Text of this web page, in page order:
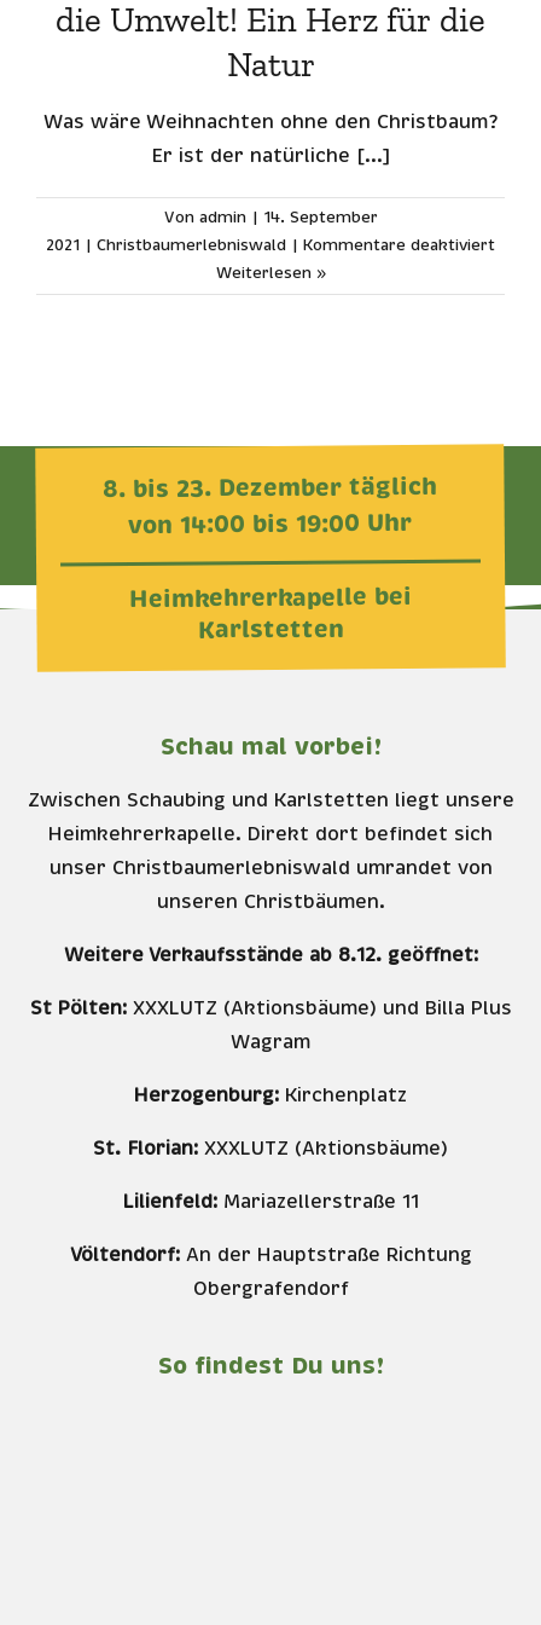
Über uns
die Umwelt! Ein Herz für die
Natur
Was wäre Weihnachten ohne den Christbaum?
Er ist der natürliche [...]
Von admin | 14. September
2021 | Christbaumerlebniswald | Kommentare deaktiviertfür
für
Weiterlesen »
8. bis 23. Dezembertäglich
von 14:00 bis 19:00 Uhr
Heimkehrerkapelle bei
Karlstetten
Schau mal vorbei!
Zwischen Schaubing und Karlstetten liegt unsere
Heimkehrerkapelle. Direkt dort befindet sich
unser Christbaumerlebniswald umrandet von
unseren Christbäumen.
Weitere Verkaufsstände ab 8.12. geöffnet:
St Pölten:XXXLUTZ (Aktionsbäume) und Billa Plus
Wagram
Herzogenburg: Kirchenplatz
St. Florian: XXXLUTZ (Aktionsbäume)
Lilienfeld:Mariazellerstraße 11
Völtendorf: An der Hauptstraße Richtung
Obergrafendorf
So findest Du uns!